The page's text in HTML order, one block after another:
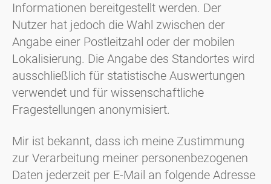
Informationen bereitgestellt werden. Der
Nutzer hat jedoch die Wahl zwischen der
Angabe einer Postleitzahl oder der mobilen
Lokalisierung. Die Angabe des Standortes wird
ausschließlich für statistische Auswertungen
verwendet und für wissenschaftliche
Fragestellungen anonymisiert.
Mir ist bekannt, dass ich meine Zustimmung
zur Verarbeitung meiner personenbezogenen
Daten jederzeit per E-Mail an folgende Adresse